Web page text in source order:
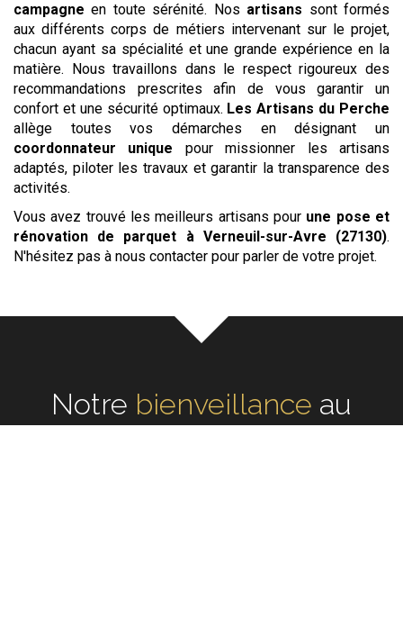
campagneen toute sérénité. Nos artisans sont formés
aux différents corps de métiers intervenant sur le projet,
chacun ayant sa spécialité et une grande expérience en la
matière. Nous travaillons dans le respect rigoureux des
recommandations prescrites afin de vous garantir un
confort et une sécurité optimaux. Les Artisans du Perche
allège toutes vos démarches en désignant un
coordonnateur unique pour missionner les artisans
adaptés, piloter les travaux et garantir la transparence des
activités.
Vous avez trouvé les meilleurs artisans pour une pose et
rénovation de parquet
à Verneuil-sur-Avre (27130).
N'hésitez pas à nous contacter pour parler de votre projet.
Notreécouteau cœur de
chaque réalisation